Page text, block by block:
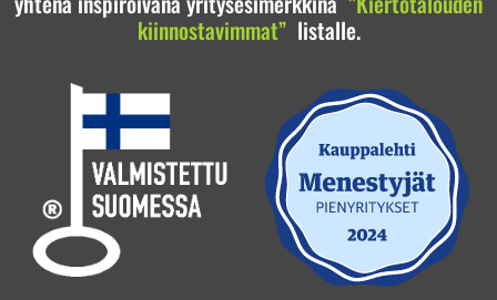
kiinnostavimmat”listalle.